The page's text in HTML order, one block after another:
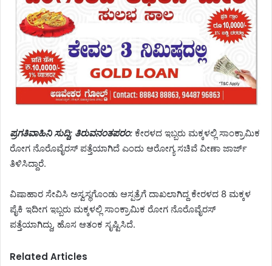
ಪ್ರಗತಿವಾಹಿನಿ ಸುದ್ದಿ; ತಿರುವನಂತಪರಂ: ಕೇರಳದ ಇಬ್ಬರು ಮಕ್ಕಳಲ್ಲಿ ಸಾಂಕ್ರಾಮಿಕ
ರೋಗ ನೊರೊವೈರಸ್ ಪತ್ತೆಯಾಗಿದೆ ಎಂದು ಆರೋಗ್ಯ ಸಚಿವೆ ವೀಣಾ ಜಾರ್ಜ್
ತಿಳಿಸಿದ್ದಾರೆ.
ವಿಷಾಹಾರ ಸೇವಿಸಿ ಅಸ್ವಸ್ಥಗೊಂಡು ಆಸ್ಪತ್ರೆಗೆ ದಾಖಲಾಗಿದ್ದ ಕೇರಳದ 8 ಮಕ್ಕಳ
ಪೈಕಿ ಇದೀಗ ಇಬ್ಬರು ಮಕ್ಕಳಲ್ಲಿ ಸಾಂಕ್ರಾಮಿಕ ರೋಗ ನೊರೊವೈರಸ್
ಪತ್ತೆಯಾಗಿದ್ದು, ಹೊಸ ಆತಂಕ ಸೃಷ್ಟಿಸಿದೆ.
Related Articles